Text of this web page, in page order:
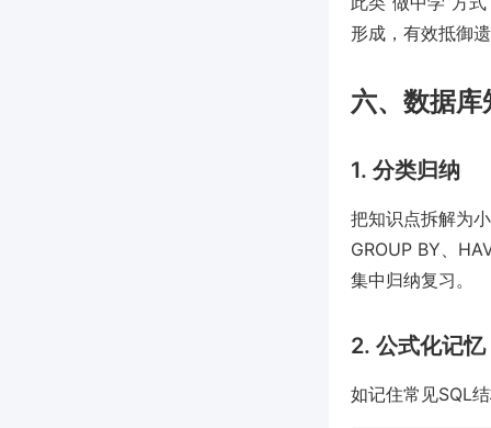
形成，有效抵御
六、数据
1. 分类归纳
把知识点拆解为
GROUP BY、
集中归纳复习。
2. 公式化记忆
如记住常见SQL